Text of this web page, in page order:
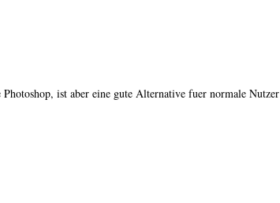
ist aber eine gute Alternative fuer normale Nutzer